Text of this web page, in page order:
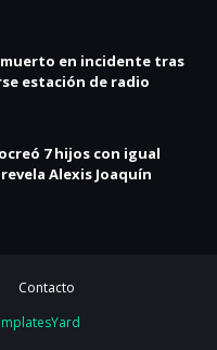
en incidente tras
estación de radio
7 hijos con igual
Alexis Joaquín
Contacto